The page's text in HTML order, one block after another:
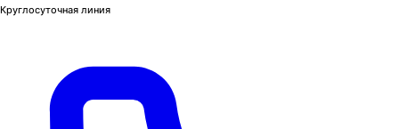
Круглосуточная линия